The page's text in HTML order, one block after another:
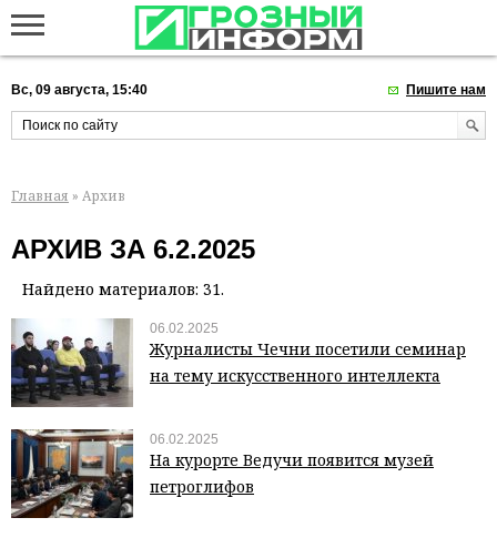
Вс, 09 августа, 15:40 Пишите нам
Главная » Архив
АРХИВ ЗА 6.2.2025
Найдено материалов: 31.
06.02.2025
Журналисты Чечни посетили семинар
на тему искусственного интеллекта
06.02.2025
На курорте Ведучи появится музей
петроглифов